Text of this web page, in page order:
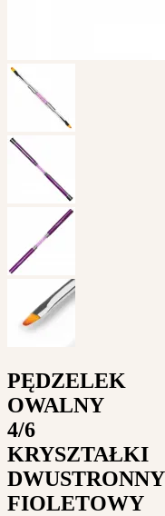
PĘDZELEK
OWALNY
4/6
KRYSZTAŁKI
DWUSTRONNY
FIOLETOWY